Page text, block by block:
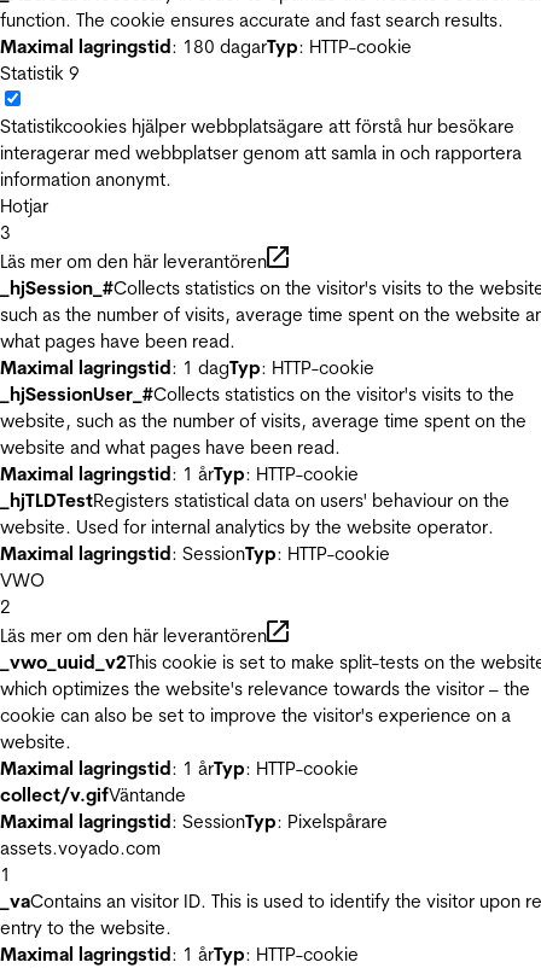
function. The cookie ensures accurate and fast search results.
Maximal lagringstid: 180 dagarTyp: HTTP-cookie
Statistik 9
Statistikcookies hjälper webbplatsägare att förstå hur besökare
interagerar med webbplatser genom att samla in och rapportera
information anonymt.
Hotjar
3
Läs mer om den här leverantören
_hjSession_#Collects statistics on the visitor's visits to the
such as the number of visits, average time spent on the website
what pages have been read.
Maximal lagringstid: 1 dagTyp: HTTP-cookie
_hjSessionUser_#Collects statistics on the visitor's visits to the
website, such as the number of visits, average time spent on the
website and what pages have been read.
Maximal lagringstid: 1 årTyp: HTTP-cookie
_hjTLDTestRegisters statistical data on users' behaviour on the
website. Used for internal analytics by the website operator.
Maximal lagringstid: SessionTyp: HTTP-cookie
VWO
2
Läs mer om den här leverantören
_vwo_uuid_v2This cookie is set to make split-tests on the
which optimizes the website's relevance towards the visitor – the
cookie can also be set to improve the visitor's experience on a
website.
Maximal lagringstid: 1 årTyp: HTTP-cookie
collect/v.gifVäntande
Maximal lagringstid: SessionTyp: Pixelspårare
assets.voyado.com
1
_vaContains an visitor ID. This is used to identify the visitor upon
entry to the website.
Maximal lagringstid: 1 årTyp: HTTP-cookie